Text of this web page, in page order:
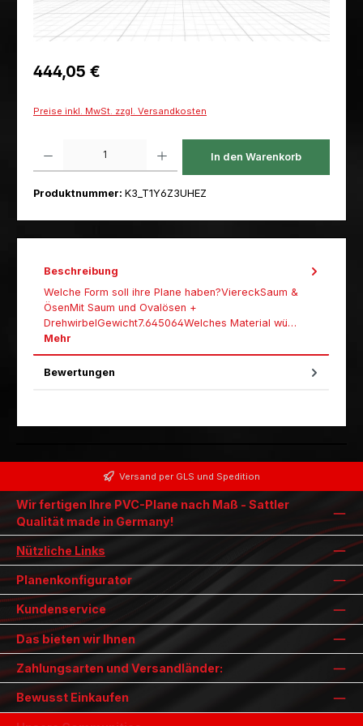
Regulärer Preis:
444,05 €
Preise inkl. MwSt. zzgl. Versandkosten
In den Warenkorb
Produktnummer: K3_T1Y6Z3UHEZ
Beschreibung
Welche Form soll ihre Plane haben?ViereckSaum &
ÖsenMit Saum und Ovalösen +
DrehwirbelGewicht7.645064Welches Material wü…
Mehr
Bewertungen
Versand per GLS und Spedition
Wir fertigen Ihre PVC-Plane nach Maß - Sattler
Qualität made in Germany!
Nützliche Links
Planenkonfigurator
Kundenservice
Das bieten wir Ihnen
Zahlungsarten und Versandländer:
Bewusst Einkaufen